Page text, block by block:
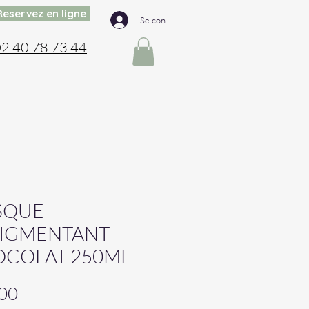
en ligne
40 78 73 44
Se connecter
250ML